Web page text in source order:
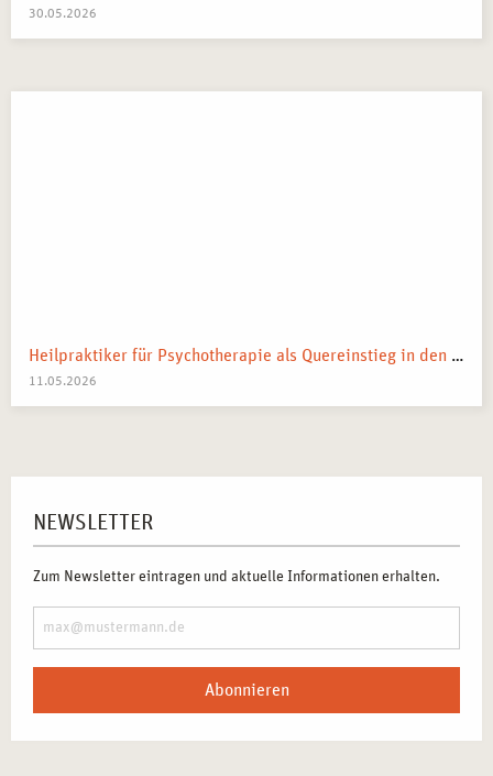
30.05.2026
Heilpraktiker für Psychotherapie als Quereinstieg in den Heilberuf
11.05.2026
NEWSLETTER
Zum Newsletter eintragen und aktuelle Informationen erhalten.
Abonnieren